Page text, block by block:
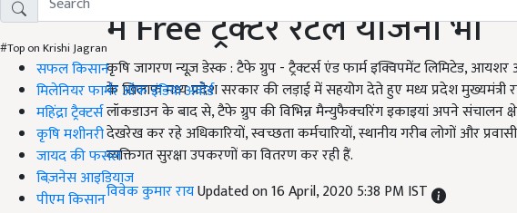
#Top on Krishi Jagran
सफल किसान
मिलेनियर फार्मर ऑफ इंडिया अवॉर्ड
महिंद्रा ट्रैक्टर्स
कृषि मशीनरी
जायद की फसल
बिज़नेस आइडियाज
पीएम किसान
में Free ट्रैक्टर रेंटल योजना भी
कृषि जागरण न्यूज़ डेस्क : टैफे ग्रुप - ट्रैक्टर्स एंड फार्म इक्विपमेंट लिमिटेड, आयशर
के खिलाफ मध्य प्रदेश सरकार की लड़ाई में सहयोग देते हुए मध्य प्रदेश मुख्यमंत्री
लॉकडाउन के बाद से, टैफे ग्रुप की विभिन्न मैन्युफैक्चरिंग इकाइयां अपने संचालन
देखरेख कर रहे अधिकारियों, स्वच्छता कर्मचारियों, स्थानीय गरीब लोगों और
व्यक्तिगत सुरक्षा उपकरणों का वितरण कर रही हैं.
विवेक कुमार रायUpdated on 16 April, 2020 5:38 PM IST